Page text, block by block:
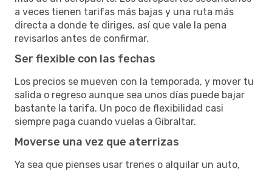
a veces tienen tarifas más bajas y una ruta más
directa a donde te diriges, así que vale la pena
revisarlos antes de confirmar.
Ser flexible con las fechas
Los precios se mueven con la temporada, y mover tu
salida o regreso aunque sea unos días puede bajar
bastante la tarifa. Un poco de flexibilidad casi
siempre paga cuando vuelas a Gibraltar.
Moverse una vez que aterrizas
Ya sea que pienses usar trenes o alquilar un auto,